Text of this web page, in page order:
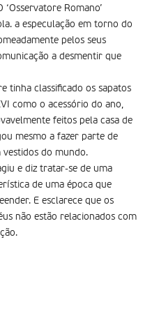
Romano’
a especulação em torno do
pelos seus
a desmentir que
tinha classificado os sapatos
como o acessório do ano,
feitos pela casa de
mesmo a fazer parte de
vestidos do mundo.
e diz tratar-se de uma
de uma época que
E esclarece que os
não estão relacionados com